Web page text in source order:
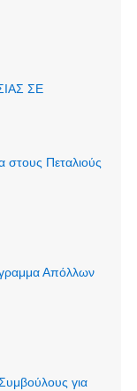
ΣΕ
στους Πεταλιούς
Απόλλων
για